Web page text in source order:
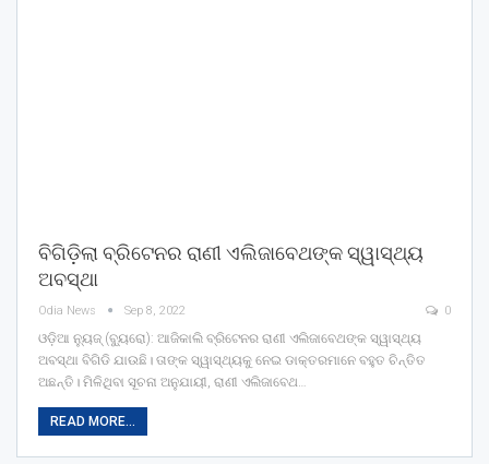
ବିଗିଡ଼ିଲା ବ୍ରିଟେନର ରାଣୀ ଏଲିଜାବେଥଙ୍କ ସ୍ୱାସ୍ଥ୍ୟ
ଅବସ୍ଥା
Odia News Sep 8, 2022 0
ଓଡ଼ିଆ ନ୍ୟୁଜ୍ (ବ୍ୟୁରୋ): ଆଜିକାଲି ବ୍ରିଟେନର ରାଣୀ ଏଲିଜାବେଥଙ୍କ ସ୍ୱାସ୍ଥ୍ୟ
ଅବସ୍ଥା ବିଗିଡି ଯାଉଛି। ତାଙ୍କ ସ୍ୱାସ୍ଥ୍ୟକୁ ନେଇ ଡାକ୍ତରମାନେ ବହୁତ ଚିନ୍ତିତ
ଅଛନ୍ତି। ମିଳିଥିବା ସୂଚନା ଅନୁଯାୟୀ, ରାଣୀ ଏଲିଜାବେଥ…
READ MORE...